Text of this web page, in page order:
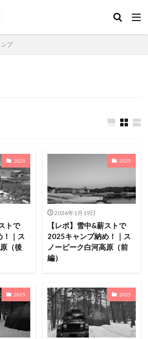
プ
2025
トで
！｜ス
（後
2025
2026年1月19日
【レポ】雪中&薪ストで
2025キャンプ納め！｜ス
ノーピーク白河高原（前
編）
2025 2025
代モビレージ
キャンプグランド
・キャビンズ那須高原
高原
anniversary
KEEN
色温泉オートキャンプ場
スキー
ンプランド
商品提供
ャンプ場
龍の国オートキャンプ場
RICOH GRⅢ 注意喚起
trip
ソロキャンプ
キャンプグルメ
スキーリゾート
さゆりオートパーク
パーク
GoPro
車検